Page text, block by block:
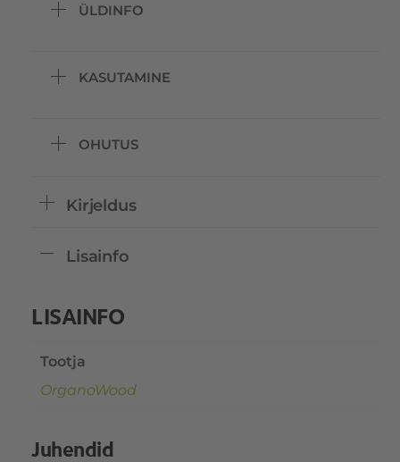
ÜLDINFO
KASUTAMINE
OHUTUS
Kirjeldus
Lisainfo
LISAINFO
Tootja
OrganoWood
Juhendid